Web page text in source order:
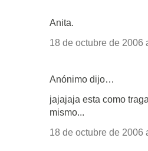
Anita.
18 de octubre de 2006
Anónimo dijo…
jajajaja esta como
mismo...
18 de octubre de 2006